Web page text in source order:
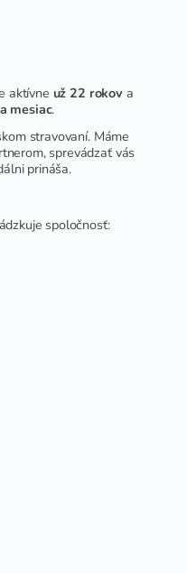
aktívne už 22 rokova
mesiac.
stravovaní. Máme
sprevádzať vás
prináša.
spoločnosť: